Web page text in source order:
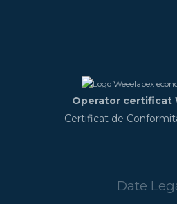
Operator certificat
Certificat de
Date